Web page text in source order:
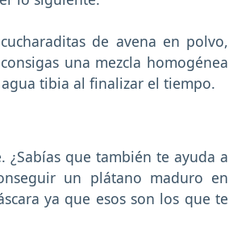
de avena en polvo,
una mezcla homogénea
tibia al finalizar el tiempo.
que también te ayuda a
un plátano maduro en
ya que esos son los que te